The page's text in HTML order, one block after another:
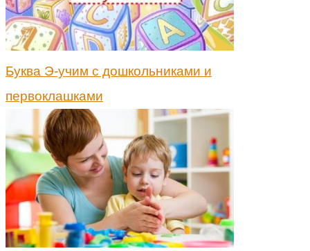
Буква Э-учим с дошкольниками и
первоклашками